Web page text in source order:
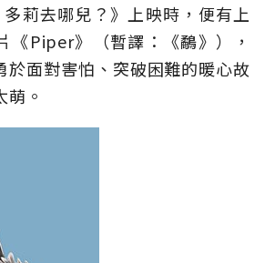
多莉去哪兒？》上映時，便有上
《Piper》（暫譯：《鷸》），
於面對害怕、突破困難的暖心故
。